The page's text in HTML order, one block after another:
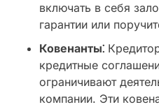
включать в себя
гарантии или
Ковенанты⁚
кредитные
ограничивают
компании. Эти